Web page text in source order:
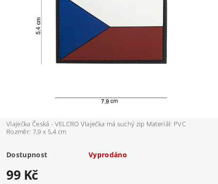
Vlaječka Česká - VELCRO Vlaječka má suchý zip Materiál: PVC
Rozměr: 7,9 x 5,4 cm
Dostupnost Vyprodáno
99 Kč